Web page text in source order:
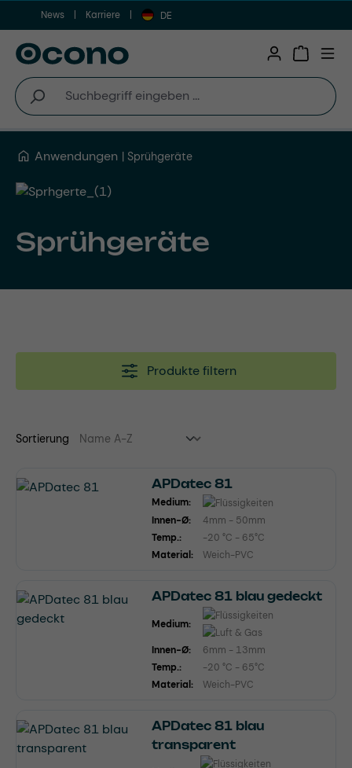
Zum Hauptinhalt springen
News Karriere DE
Anwendungen Sprühgeräte
Sprühgeräte
Produkte filtern
Sortierung
APDatec 81
Medium:
Innen-Ø:
4mm - 50mm
Temp.:
-20 °C - 65°C
Material:
Weich-PVC
APDatec 81 blau gedeckt
Medium:
Innen-Ø:
6mm - 13mm
Temp.:
-20 °C - 65°C
Material:
Weich-PVC
APDatec 81 blau
transparent